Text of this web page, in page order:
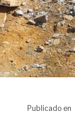
Publicado en